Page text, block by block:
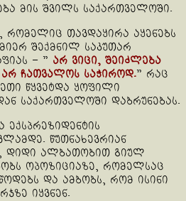
მის შვილს საქართველოში.
თავდაყირა აყენებს
შექმნილ საკუთარ
– ” არ ვიცი, შეიძლება
არ ჩათვალოს საჭიროდ.” რაც
წყვეტდა ყოფილი
საქართველოში დაბრუნებას.
ექსპრეზიდენტის
წუთნახევრიან
დიდი ალბათობით გიულ
ოპოზიციაზე, რომელსაც
და ამბობს, რომ ისინი
იყვნენ.